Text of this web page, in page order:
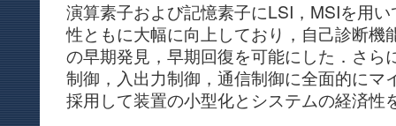
演算素子および記憶素子にLSI，MSIを用
性ともに大幅に向上しており，自己診断機
の早期発見，早期回復を可能にした．さら
制御，入出力制御，通信制御に全面的にマ
採用して装置の小型化とシステムの経済性